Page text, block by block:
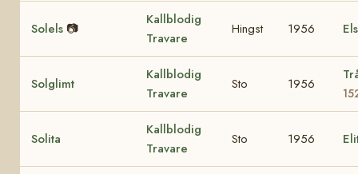
Solels 📷
Kallblodig
Travare
Hingst 1956
Solglimt
Kallblodig
Travare
Sto 1956
Solita
Kallblodig
Travare
Sto 1956